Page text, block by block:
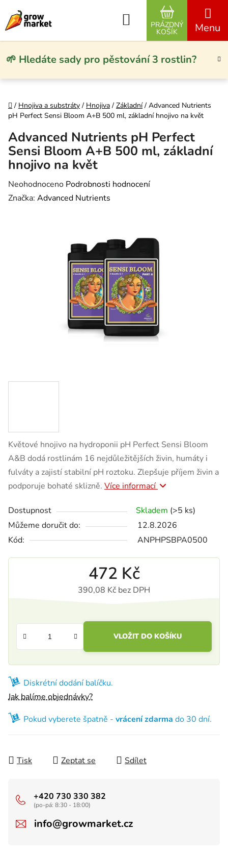
🌱 Hledáte sady pro pěstování 3 rostlin?
Hledat
NÁKUPNÍ
PRÁZDNÝ
KOŠÍK
Domů
/ Hnojiva a substráty / Hnojiva / Základní / Advanced Nutrients
pH Perfect Sensi Bloom A+B 500 ml, základní hnojivo na květ
Květové hnojivo na hydroponii pH Perfect Sensi Bloom
A&B dodá rostlinám 16 nejdůležitějších živin, humáty i
fulváty a zajistí stabilní pH roztoku. Zlepšuje příjem živin a
podporuje bohaté sklizně. Více informací
Dostupnost Skladem (>5 ks)
Můžeme doručit do:
12.8.2026
Kód:
ANPHPSBPA0500
472 Kč
390,08 Kč bez DPH
VLOŽIT DO KOŠÍKU
Diskrétní dodání balíčku.
Jak balíme objednávky?
Pokud vyberete špatně - vrácení zdarma do 30 dní.
Tisk Zeptat se Sdílet
+420 730 330 382
(po-pá: 8:30 - 18:00)
info@growmarket.cz
Advanced Nutrients pH Perfect
Sensi Bloom A+B 500 ml, základní
hnojivo na květ
Průměrné hodnocení produktu je 0,0 z 5 hvězdiček.
Neohodnoceno Podrobnosti hodnocení
Značka: Advanced Nutrients